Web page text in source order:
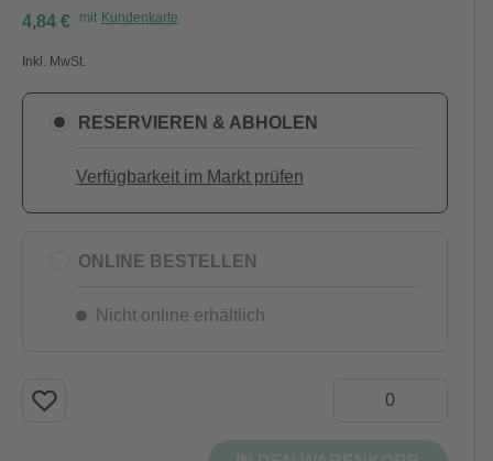
4,84 € mit Kundenkarte
Inkl. MwSt.
RESERVIEREN & ABHOLEN
Verfügbarkeit im Markt prüfen
ONLINE BESTELLEN
Nicht online erhältlich